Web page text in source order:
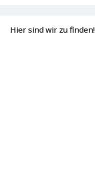
Hier sind wir zu finden!